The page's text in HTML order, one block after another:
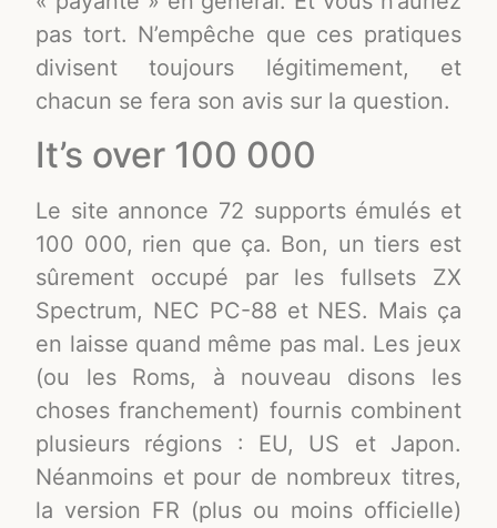
pas tort. N’empêche que ces pratiques
divisent toujours légitimement, et
chacun se fera son avis sur la question.
It’s over 100 000
Le site annonce 72 supports émulés et
100 000, rien que ça. Bon, un tiers est
sûrement occupé par les fullsets ZX
Spectrum, NEC PC-88 et NES. Mais ça
en laisse quand même pas mal. Les jeux
(ou les Roms, à nouveau disons les
choses franchement) fournis combinent
plusieurs régions : EU, US et Japon.
Néanmoins et pour de nombreux titres,
la version FR (plus ou moins officielle)